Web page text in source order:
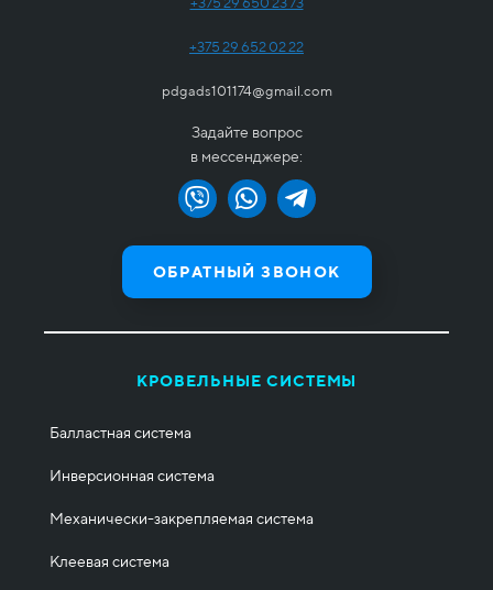
+375 29 652 02 22
pdgads101174@gmail.com
Задайте вопрос
в мессенджере:
ОБРАТНЫЙ ЗВОНОК
КРОВЕЛЬНЫЕ СИСТЕМЫ
Балластная система
Инверсионная система
Механически-закрепляемая система
Клеевая система